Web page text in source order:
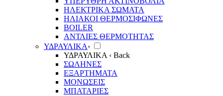
ΗΛΕΚΤΡΙΚΑ ΣΩΜΑΤΑ
ΗΛΙΑΚΟΙ ΘΕΡΜΟΣΙΦΩΝΕΣ
BOILER
ΑΝΤΛΙΕΣ ΘΕΡΜΟΤΗΤΑΣ
ΥΔΡΑΥΛΙΚΑ›
ΥΔΡΑΥΛΙΚΑ ‹ Back
ΣΩΛΗΝΕΣ
ΕΞΑΡΤΗΜΑΤΑ
ΜΟΝΩΣΕΙΣ
ΜΠΑΤΑΡΙΕΣ